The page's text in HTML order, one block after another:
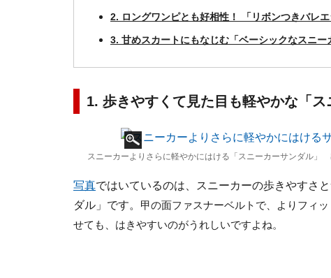
2. ロングワンピとも好相性！ 「リボンつきバレエ
3. 甘めスカートにもなじむ「ベーシックなスニー
1. 歩きやすくて見た目も軽やかな「ス
スニーカーよりさらに軽やかにはける「スニーカーサンダル」
写真ではいているのは、スニーカーの歩きやすさ
ダル」です。 甲の面ファスナーベルトで、よりフィ
せても、はきやすいのがうれしいですよね。